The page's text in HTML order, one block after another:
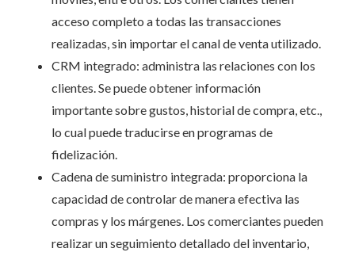
acceso completo a todas las transacciones
realizadas, sin importar el canal de venta utilizado.
CRM integrado: administra las relaciones con los
clientes. Se puede obtener información
importante sobre gustos, historial de compra, etc.,
lo cual puede traducirse en programas de
fidelización.
Cadena de suministro integrada: proporciona la
capacidad de controlar de manera efectiva las
compras y los márgenes. Los comerciantes pueden
realizar un seguimiento detallado del inventario,